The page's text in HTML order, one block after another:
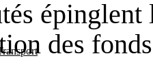
des